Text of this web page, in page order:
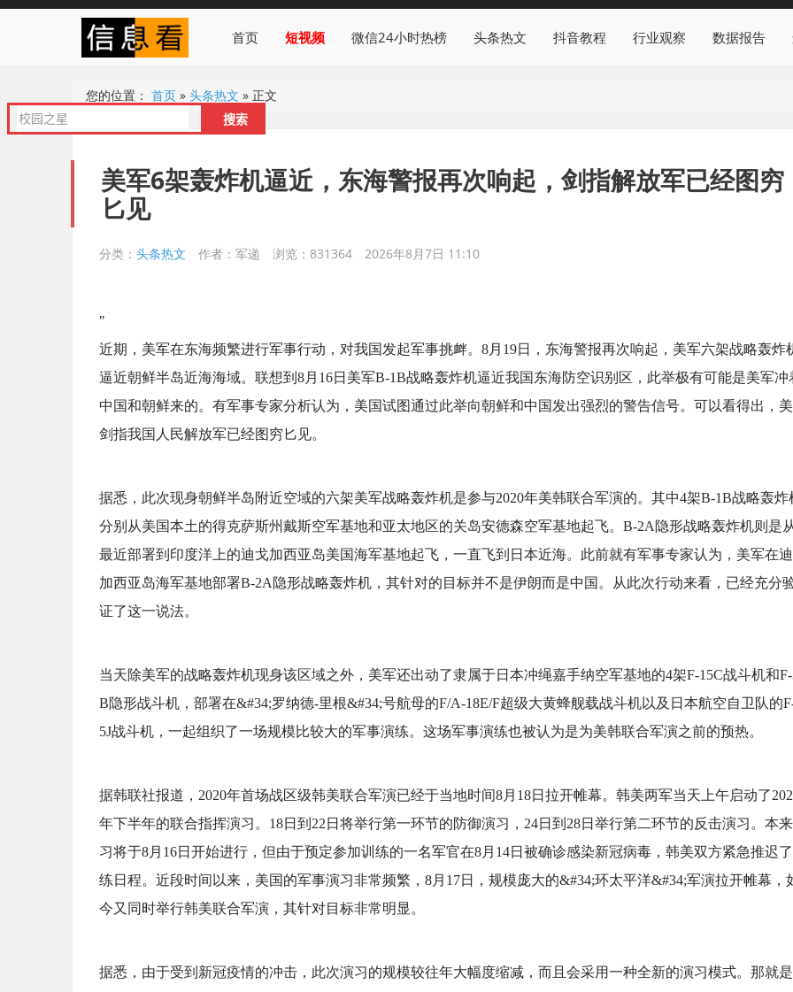
首页 短视频 微信24小时热榜 头条热文 抖音教程 行业观察 数据报告
您的位置： 首页 » 头条热文 » 正文
美军6架轰炸机逼近，东海警报再次响起，剑指解放军已经图穷
匕见
分类： 头条热文 作者：军递 浏览：831364 2026年8月7日 11:10
"
近期，美军在东海频繁进行军事行动，对我国发起军事挑衅。8月19日，东海警报再次响起，美军六架战略轰炸
逼近朝鲜半岛近海海域。联想到8月16日美军B-1B战略轰炸机逼近我国东海防空识别区，此举极有可能是美军冲
中国和朝鲜来的。有军事专家分析认为，美国试图通过此举向朝鲜和中国发出强烈的警告信号。可以看得出，
剑指我国人民解放军已经图穷匕见。
据悉，此次现身朝鲜半岛附近空域的六架美军战略轰炸机是参与2020年美韩联合军演的。其中4架B-1B战略轰炸
分别从美国本土的得克萨斯州戴斯空军基地和亚太地区的关岛安德森空军基地起飞。B-2A隐形战略轰炸机则是
最近部署到印度洋上的迪戈加西亚岛美国海军基地起飞，一直飞到日本近海。此前就有军事专家认为，美军在
加西亚岛海军基地部署B-2A隐形战略轰炸机，其针对的目标并不是伊朗而是中国。从此次行动来看，已经充分
证了这一说法。
当天除美军的战略轰炸机现身该区域之外，美军还出动了隶属于日本冲绳嘉手纳空军基地的4架F-15C战斗机和
B隐形战斗机，部署在&#34;罗纳德-里根&#34;号航母的F/A-18E/F超级大黄蜂舰载战斗机以及日本航空自卫队的
5J战斗机，一起组织了一场规模比较大的军事演练。这场军事演练也被认为是为美韩联合军演之前的预热。
据韩联社报道，2020年首场战区级韩美联合军演已经于当地时间8月18日拉开帷幕。韩美两军当天上午启动了
年下半年的联合指挥演习。18日到22日将举行第一环节的防御演习，24日到28日举行第二环节的反击演习。本
习将于8月16日开始进行，但由于预定参加训练的一名军官在8月14日被确诊感染新冠病毒，韩美双方紧急推迟了
练日程。近段时间以来，美国的军事演习非常频繁，8月17日，规模庞大的&#34;环太平洋&#34;军演拉开帷幕，
今又同时举行韩美联合军演，其针对目标非常明显。
据悉，由于受到新冠疫情的冲击，此次演习的规模较往年大幅度缩减，而且会采用一种全新的演习模式。那就是